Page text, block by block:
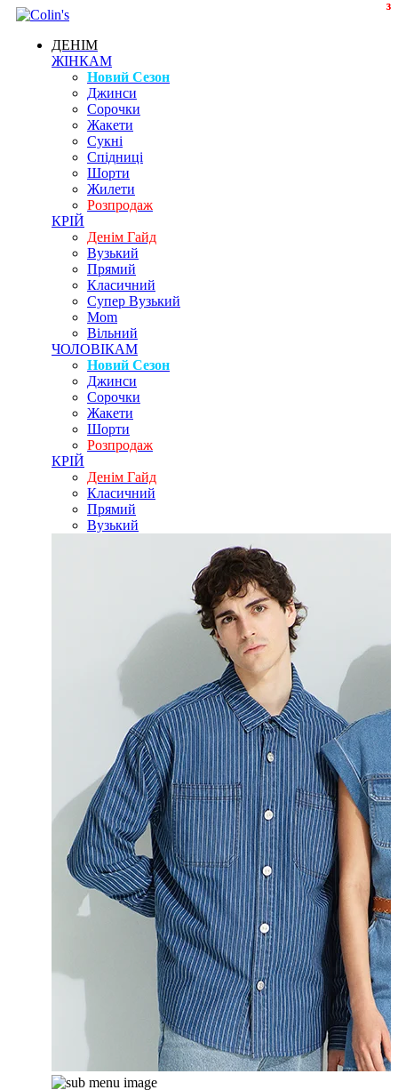
ДЕНІМ
ЖІНКАМ
Новий Сезон
Джинси
Сорочки
Жакети
Сукні
Спідниці
Шорти
Жилети
Розпродаж
КРІЙ
Денім Гайд
Вузький
Прямий
Класичний
Супер Вузький
Mom
Вільний
ЧОЛОВІКАМ
Новий Сезон
Джинси
Сорочки
Жакети
Шорти
Розпродаж
КРІЙ
Денім Гайд
Класичний
Прямий
Вузький
3
3